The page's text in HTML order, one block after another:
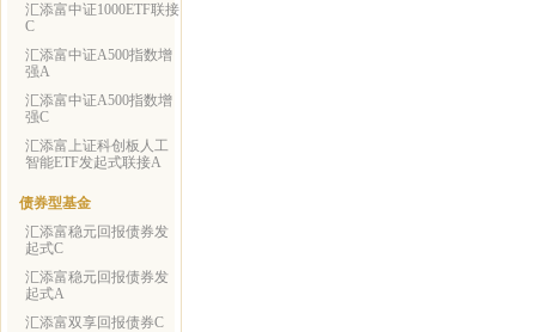
汇添富中证1000ETF联接
C
汇添富中证A500指数增
强A
汇添富中证A500指数增
强C
汇添富上证科创板人工
智能ETF发起式联接A
债券型基金
汇添富稳元回报债券发
起式C
汇添富稳元回报债券发
起式A
汇添富双享回报债券C